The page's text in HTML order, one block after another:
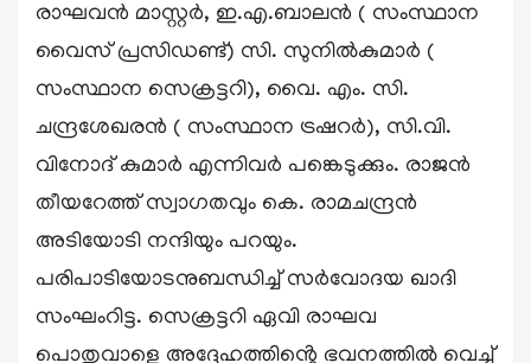
രാഘവൻ മാസ്റ്റർ, ഇ.എ.ബാലൻ ( സംസ്ഥാന
വൈസ് പ്രസിഡണ്ട്) സി. സുനിൽകുമാർ (
സംസ്ഥാന സെക്രട്ടറി), വൈ. എം. സി.
ചന്ദ്രശേഖരൻ ( സംസ്ഥാന ട്രഷറർ), സി.വി.
വിനോദ് കുമാർ എന്നിവർ പങ്കെടുക്കും. രാജൻ
തീയറേത്ത് സ്വാഗതവും കെ. രാമചന്ദ്രൻ
അടിയോടി നന്ദിയും പറയും.
പരിപാടിയോടനുബന്ധിച്ച് സർവോദയ ഖാദി
സംഘംറിട്ട. സെക്രട്ടറി ഏവി രാഘവ
പൊതുവാളെ അദ്ദേഹത്തിൻ്റെ ഭവനത്തിൽ വെച്ച്